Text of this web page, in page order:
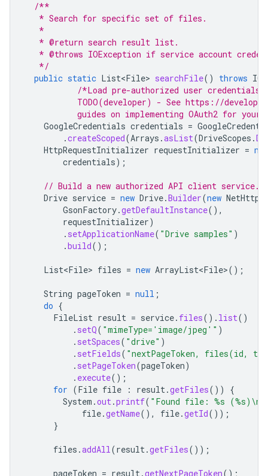
/**
   * Search for specific set of files.
   *
   * @return search result list.
* @throws IOException if service account
   */
public static List<File> searchFile() throws
/*Load pre-authorized user credentials
TODO(developer) - See https://
guides on implementing OAuth2 for your
GoogleCredentials credentials =
.createScoped(Arrays .asList(DriveScopes .
HttpRequestInitializer requestInitializer = new
credentials);
// Build a new authorized API client service.
Drive service = new Drive.Builder(new
GsonFactory.getDefaultInstance(),
requestInitializer)
. setApplicationName( "Drive samples" )
.build();
List<File> files = new ArrayList<File>();
String pageToken = null ;
do {
FileList result = service. files(). list()
. setQ( "mimeType='image/jpeg'" )
. setSpaces( "drive" )
. setFields( "nextPageToken, files(id,
. setPageToken(pageToken)
. execute();
for (File file : result.getFiles())
{
System .out.printf( "Found file: %s (%s)\n"
file.getName(), file.getId());
}
files .addAll(result.getFiles());
pageToken = result .getNextPageToken();